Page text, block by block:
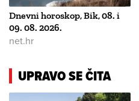
Dnevni horoskop, Bik, 08. i
09. 08. 2026.
net.hr
UPRAVO SE ČITA